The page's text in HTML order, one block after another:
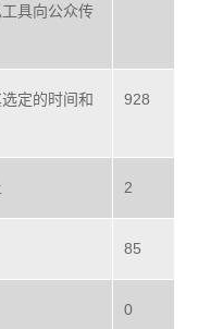
具向公众传
定的时间和
928
2
85
0